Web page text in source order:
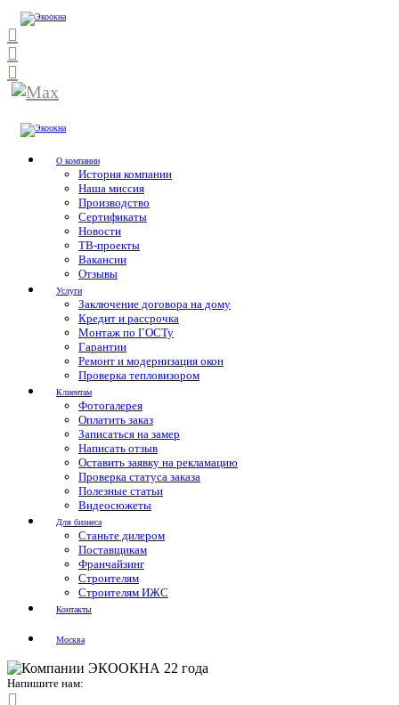
О компании
История компании
Наша миссия
Производство
Сертификаты
Новости
ТВ-проекты
Вакансии
Отзывы
Услуги
Заключение договора на дому
Кредит и рассрочка
Монтаж по ГОСТу
Гарантии
Ремонт и модернизация окон
Проверка тепловизором
Клиентам
Фотогалерея
Оплатить заказ
Записаться на замер
Написать отзыв
Оставить заявку на рекламацию
Проверка статуса заказа
Полезные статьи
Видеосюжеты
Для бизнеса
Станьте дилером
Поставщикам
Франчайзинг
Строителям
Строителям ИЖС
Контакты
Москва
Напишите нам: